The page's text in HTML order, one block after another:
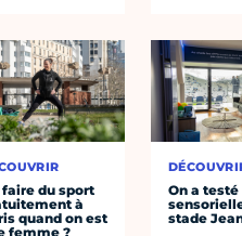
faire du sport
à
quand on est
femme ?
On a
stade